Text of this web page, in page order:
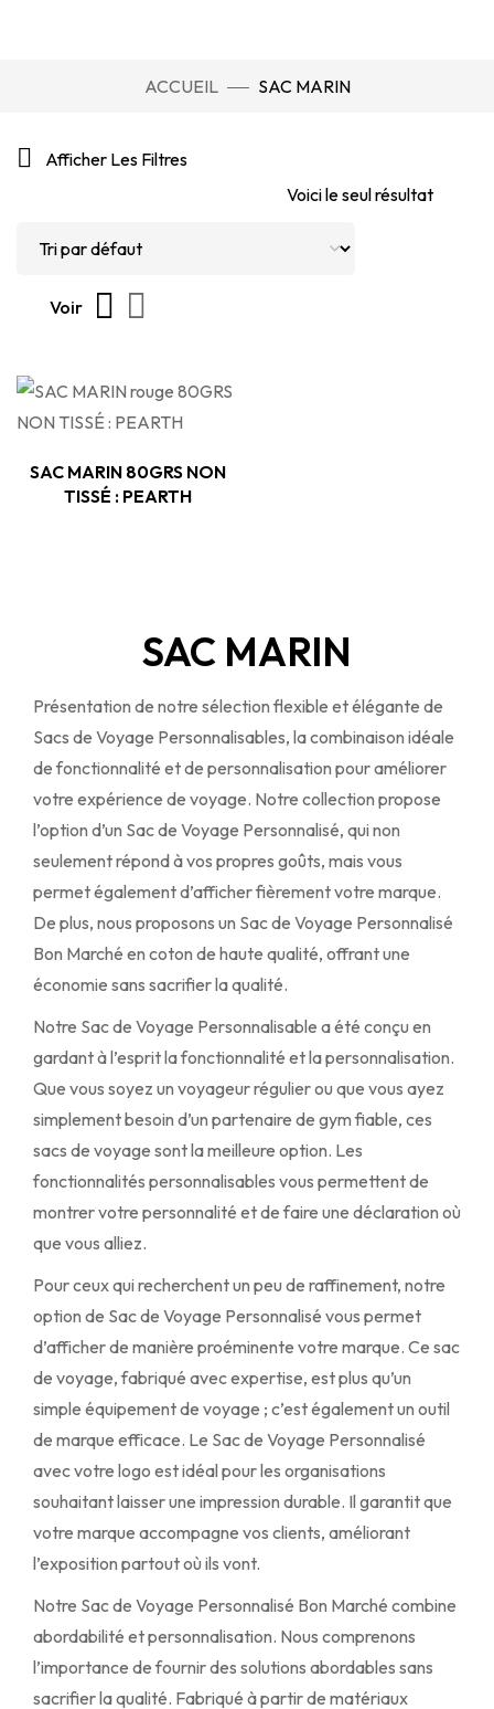
ACCUEIL SAC MARIN
Afficher Les Filtres
Voici le seul résultat
Voir
SAC MARIN 80GRS NON
TISSÉ : PEARTH
SAC MARIN
Présentation de notre sélection flexible et élégante de
Sacs de Voyage Personnalisables, la combinaison idéale
de fonctionnalité et de personnalisation pour améliorer
votre expérience de voyage. Notre collection propose
l’option d’un Sac de Voyage Personnalisé, qui non
seulement répond à vos propres goûts, mais vous
permet également d’afficher fièrement votre marque.
De plus, nous proposons un Sac de Voyage Personnalisé
Bon Marché en coton de haute qualité, offrant une
économie sans sacrifier la qualité.
Notre Sac de Voyage Personnalisable a été conçu en
gardant à l’esprit la fonctionnalité et la personnalisation.
Que vous soyez un voyageur régulier ou que vous ayez
simplement besoin d’un partenaire de gym fiable, ces
sacs de voyage sont la meilleure option. Les
fonctionnalités personnalisables vous permettent de
montrer votre personnalité et de faire une déclaration où
que vous alliez.
Pour ceux qui recherchent un peu de raffinement, notre
option de Sac de Voyage Personnalisé vous permet
d’afficher de manière proéminente votre marque. Ce sac
de voyage, fabriqué avec expertise, est plus qu’un
simple équipement de voyage ; c’est également un outil
de marque efficace. Le Sac de Voyage Personnalisé
avec votre logo est idéal pour les organisations
souhaitant laisser une impression durable. Il garantit que
votre marque accompagne vos clients, améliorant
l’exposition partout où ils vont.
Notre Sac de Voyage Personnalisé Bon Marché combine
abordabilité et personnalisation. Nous comprenons
l’importance de fournir des solutions abordables sans
sacrifier la qualité. Fabriqué à partir de matériaux